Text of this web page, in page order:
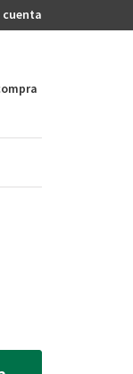
cuenta